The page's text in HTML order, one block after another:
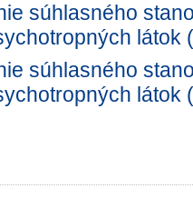
súhlasného
látok
súhlasného
látok